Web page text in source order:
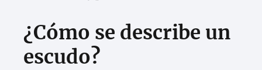
¿Cómo se describe un
escudo?